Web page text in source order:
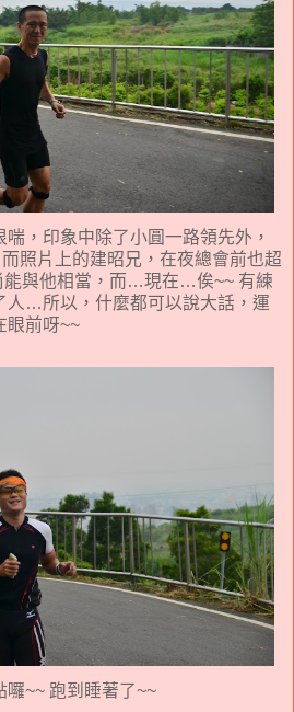
，印象中除了小圓一路領先外，
照片上的建昭兄，在夜總會前也超
能與他相當，而…現在…俟~~ 有練
人…所以，什麼都可以說大話，運
眼前呀~~
囉~~ 跑到睡著了~~